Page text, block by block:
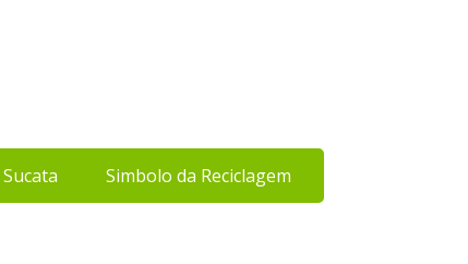
Simbolo da Reciclagem